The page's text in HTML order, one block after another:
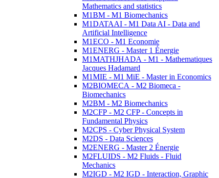
Mathematics and statistics
M1BM - M1 Biomechanics
M1DATAAI - M1 Data AI - Data and
Artificial Intelligence
M1ECO - M1 Economie
M1ENERG - Master 1 Énergie
M1MATHJHADA - M1 - Mathematiques
Jacques Hadamard
M1MIE - M1 MiE - Master in Economics
M2BIOMECA - M2 Biomeca -
Biomechanics
M2BM - M2 Biomechanics
M2CFP - M2 CFP - Concepts in
Fundamental Physics
M2CPS - Cyber Physical System
M2DS - Data Sciences
M2ENERG - Master 2 Énergie
M2FLUIDS - M2 Fluids - Fluid
Mechanics
M2IGD - M2 IGD - Interaction, Graphic